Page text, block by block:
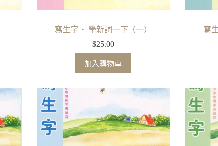
寫生字‧ 學新詞一下（一）
$25.00
加入購物車
寫